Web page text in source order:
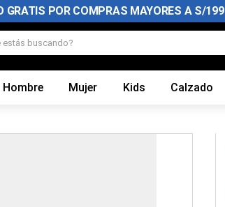
GRATIS POR COMPRAS MAYORES A S/199
buscando?
Hombre Mujer Kids Calzado